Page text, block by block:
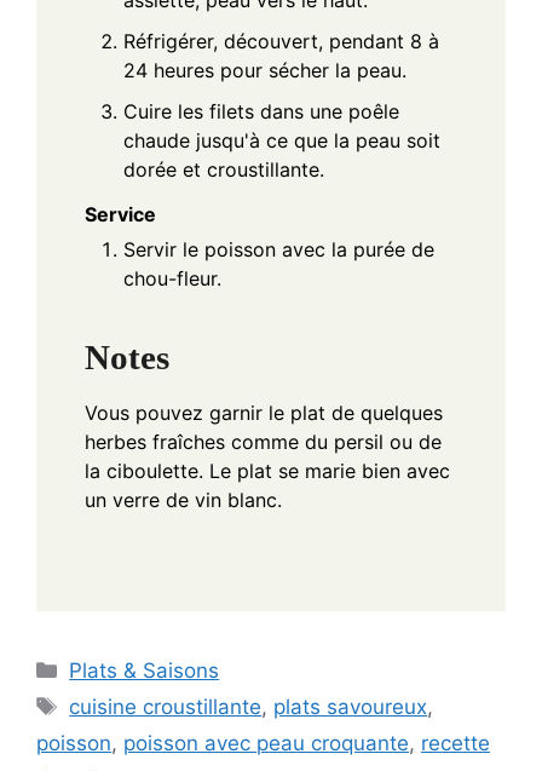
Réfrigérer, découvert, pendant 8 à
24 heures pour sécher la peau.
Cuire les filets dans une poêle
chaude jusqu'à ce que la peau soit
dorée et croustillante.
Service
Servir le poisson avec la purée de
chou-fleur.
Notes
Vous pouvez garnir le plat de quelques
herbes fraîches comme du persil ou de
la ciboulette. Le plat se marie bien avec
un verre de vin blanc.
Categories
Plats & Saisons
Tags
cuisine croustillante, plats savoureux,
poisson, poisson avec peau croquante, recette